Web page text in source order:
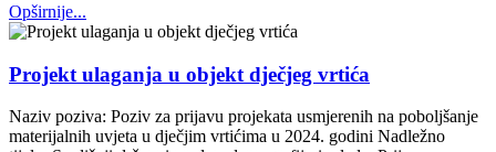
Opširnije...
Projekt ulaganja u objekt dječjeg vrtića
Naziv poziva: Poziv za prijavu projekata usmjerenih na poboljšanje
materijalnih uvjeta u dječjim vrtićima u 2024. godini Nadležno